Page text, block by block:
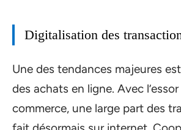
Digitalisation des
Une des tendances majeures
des achats en ligne. Avec
commerce, une large part des